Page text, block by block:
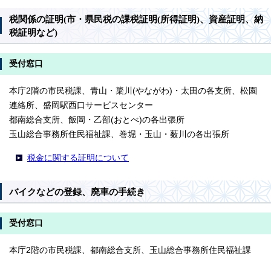
税関係の証明(市・県民税の課税証明(所得証明)、資産証明、納
税証明など)
受付窓口
本庁2階の市民税課、青山・簗川(やながわ)・太田の各支所、松園
連絡所、盛岡駅西口サービスセンター
都南総合支所、飯岡・乙部(おとべ)の各出張所
玉山総合事務所住民福祉課、巻堀・玉山・薮川の各出張所
税金に関する証明について
バイクなどの登録、廃車の手続き
受付窓口
本庁2階の市民税課、都南総合支所、玉山総合事務所住民福祉課